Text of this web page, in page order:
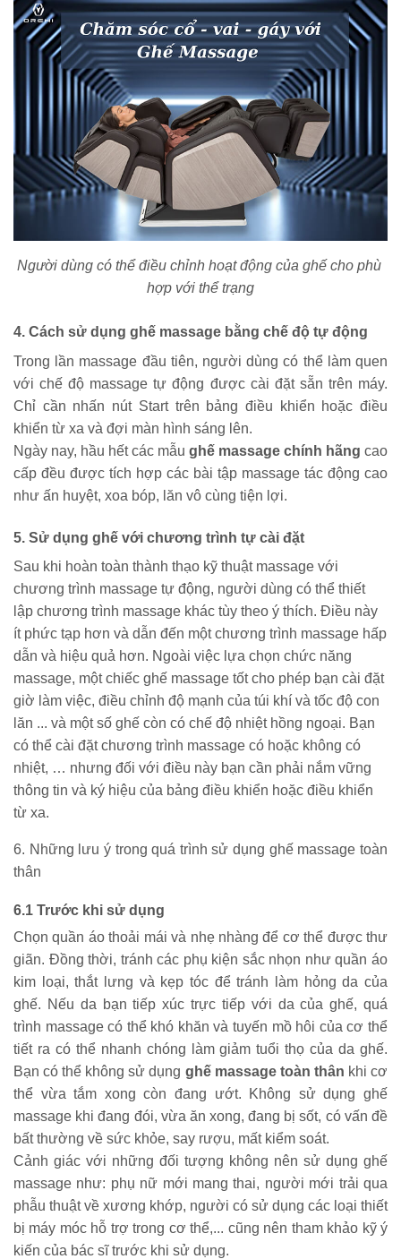
Người dùng có thể điều chỉnh hoạt động của ghế cho phù
hợp với thể trạng
4. Cách sử dụng ghế massage bằng chế độ tự động
Trong lần massage đầu tiên, người dùng có thể làm quen
với chế độ massage tự động được cài đặt sẵn trên máy.
Chỉ cần nhấn nút Start trên bảng điều khiển hoặc điều
khiển từ xa và đợi màn hình sáng lên.
Ngày nay, hầu hết các mẫu ghế massage chính hãng cao
cấp đều được tích hợp các bài tập massage tác động cao
như ấn huyệt, xoa bóp, lăn vô cùng tiện lợi.
5. Sử dụng ghế với chương trình tự cài đặt
Sau khi hoàn toàn thành thạo kỹ thuật massage với
chương trình massage tự động, người dùng có thể thiết
lập chương trình massage khác tùy theo ý thích. Điều này
ít phức tạp hơn và dẫn đến một chương trình massage hấp
dẫn và hiệu quả hơn. Ngoài việc lựa chọn chức năng
massage, một chiếc ghế massage tốt cho phép bạn cài đặt
giờ làm việc, điều chỉnh độ mạnh của túi khí và tốc độ con
lăn ... và một số ghế còn có chế độ nhiệt hồng ngoại. Bạn
có thể cài đặt chương trình massage có hoặc không có
nhiệt, … nhưng đối với điều này bạn cần phải nắm vững
thông tin và ký hiệu của bảng điều khiển hoặc điều khiển
từ xa.
6. Những lưu ý trong quá trình sử dụng ghế massage toàn
thân
6.1 Trước khi sử dụng
Chọn quần áo thoải mái và nhẹ nhàng để cơ thể được thư
giãn. Đồng thời, tránh các phụ kiện sắc nhọn như quần áo
kim loại, thắt lưng và kẹp tóc để tránh làm hỏng da của
ghế. Nếu da bạn tiếp xúc trực tiếp với da của ghế, quá
trình massage có thể khó khăn và tuyến mồ hôi của cơ thể
tiết ra có thể nhanh chóng làm giảm tuổi thọ của da ghế.
Bạn có thể không sử dụng ghế massage toàn thân khi cơ
thể vừa tắm xong còn đang ướt. Không sử dụng ghế
massage khi đang đói, vừa ăn xong, đang bị sốt, có vấn đề
bất thường về sức khỏe, say rượu, mất kiểm soát.
Cảnh giác với những đối tượng không nên sử dụng ghế
massage như: phụ nữ mới mang thai, người mới trải qua
phẫu thuật về xương khớp, người có sử dụng các loại thiết
bị máy móc hỗ trợ trong cơ thể,... cũng nên tham khảo kỹ ý
kiến của bác sĩ trước khi sử dụng.